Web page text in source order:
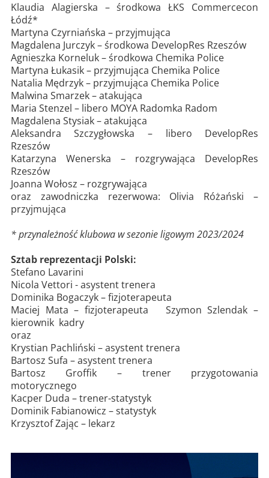
Klaudia Alagierska – środkowa ŁKS Commercecon
Łódź*
Martyna Czyrniańska – przyjmująca
Magdalena Jurczyk – środkowa DevelopRes Rzeszów
Agnieszka Korneluk – środkowa Chemika Police
Martyna Łukasik – przyjmująca Chemika Police
Natalia Mędrzyk – przyjmująca Chemika Police
Malwina Smarzek – atakująca
Maria Stenzel – libero MOYA Radomka Radom
Magdalena Stysiak – atakująca
Aleksandra Szczygłowska – libero DevelopRes
Rzeszów
Katarzyna Wenerska – rozgrywająca DevelopRes
Rzeszów
Joanna Wołosz – rozgrywająca
oraz zawodniczka rezerwowa: Olivia Różański –
przyjmująca
* przynależność klubowa w sezonie ligowym 2023/2024
Sztab reprezentacji Polski:
Stefano Lavarini
Nicola Vettori - asystent trenera
Dominika Bogaczyk – fizjoterapeuta
Maciej Mata – fizjoterapeuta Szymon Szlendak –
kierownik kadry
oraz
Krystian Pachliński – asystent trenera
Bartosz Sufa – asystent trenera
Bartosz Groffik – trener przygotowania
motorycznego
Kacper Duda – trener-statystyk
Dominik Fabianowicz – statystyk
Krzysztof Zając – lekarz